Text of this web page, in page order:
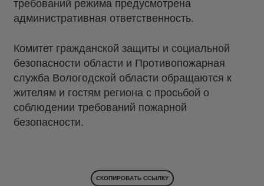
требований режима предусмотрена
административная ответственность.
Комитет гражданской защиты и социальной
безопасности области и Противопожарная
служба Вологодской области обращаются к
жителям и гостям региона с просьбой о
соблюдении требований пожарной
безопасности.
СКОПИРОВАТЬ ССЫЛКУ